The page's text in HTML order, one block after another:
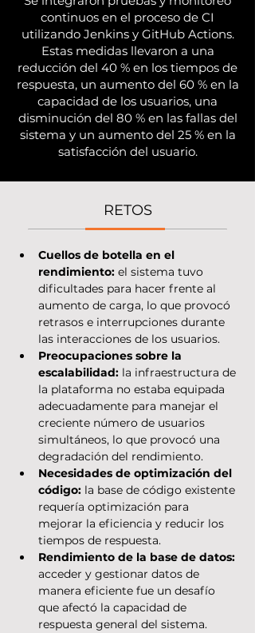
continuos en el proceso de CI
utilizando Jenkins y GitHub Actions.
Estas medidas llevaron a una
reducción del 40 % en los tiempos de
respuesta, un aumento del 60 % en la
capacidad de los usuarios, una
disminución del 80 % en las fallas del
sistema y un aumento del 25 % en la
satisfacción del usuario.
RETOS
Cuellos de botella en el
rendimiento: el sistema tuvo
dificultades para hacer frente al
aumento de carga, lo que provocó
retrasos e interrupciones durante
las interacciones de los usuarios.
Preocupaciones sobre la
escalabilidad: la infraestructura de
la plataforma no estaba equipada
adecuadamente para manejar el
creciente número de usuarios
simultáneos, lo que provocó una
degradación del rendimiento.
Necesidades de optimización del
código: la base de código existente
requería optimización para
mejorar la eficiencia y reducir los
tiempos de respuesta.
Rendimiento de la base de datos:
acceder y gestionar datos de
manera eficiente fue un desafío
que afectó la capacidad de
respuesta general del sistema.